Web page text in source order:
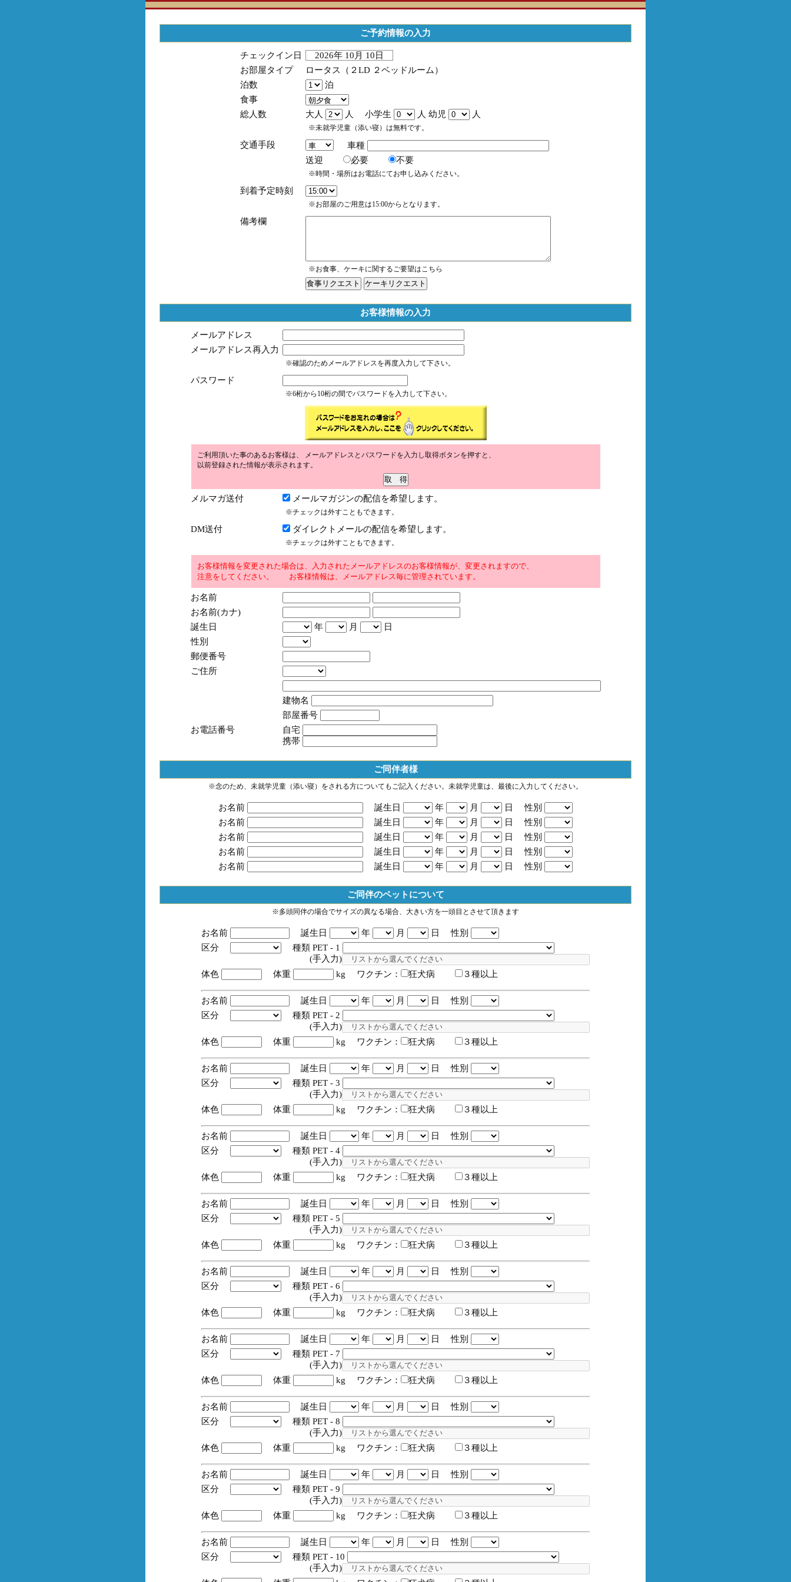
ご予約情報の入力
チェックイン日
2026年 10月 10日
お部屋タイプ
ロータス（２LD ２ベッドルーム）
泊数
泊
食事
総人数
大人 人 小学生 人 幼児 人
※未就学児童（添い寝）は無料です。
交通手段
車種
送迎
必要 不要
※時間・場所はお電話にてお申し込みください。
到着予定時刻
※お部屋のご用意は15:00からとなります。
備考欄
※お食事、ケーキに関するご要望はこちら
お客様情報の入力
メールアドレス
メールアドレス再入力
※確認のためメールアドレスを再度入力して下さい。
パスワード
※6桁から10桁の間でパスワードを入力して下さい。
ご利用頂いた事のあるお客様は、 メールアドレスとパスワードを入力し取得ボタンを押すと、
以前登録された情報が表示されます。
メルマガ送付 メールマガジンの配信を希望します。
※チェックは外すこともできます。
DM送付 ダイレクトメールの配信を希望します。
※チェックは外すこともできます。
お客様情報を変更された場合は、入力されたメールアドレスのお客様情報が、変更されますので、
注意をしてください。 お客様情報は、メールアドレス毎に管理されています。
お名前
お名前(カナ)
誕生日
年 月
日
性別
郵便番号
ご住所
建物名
部屋番号
お電話番号
自宅
携帯
ご同伴者様
※念のため、未就学児童（添い寝）をされる方についてもご記入ください。未就学児童は、最後に入力してください。
お名前 誕生日 年 月
日 性別
お名前
誕生日 年 月
日 性別
お名前
誕生日 年 月
日 性別
お名前
誕生日 年 月
日 性別
お名前
誕生日 年 月 日 性別
ご同伴のペットについて
※多頭同伴の場合でサイズの異なる場合、大きい方を一頭目とさせて頂きます
お名前 誕生日 年 月
日 性別
区分
種類 PET - 1
(手入力)
体色
体重 kg ワクチン： 狂犬病 ３種以上
お名前 誕生日 年 月
日 性別
区分
種類 PET - 2
(手入力)
体色
体重 kg ワクチン： 狂犬病 ３種以上
お名前 誕生日 年 月
日 性別
区分
種類 PET - 3
(手入力)
体色
体重 kg ワクチン： 狂犬病 ３種以上
お名前 誕生日 年 月
日 性別
区分
種類 PET - 4
(手入力)
体色
体重 kg ワクチン： 狂犬病 ３種以上
お名前 誕生日 年 月
日 性別
区分
種類 PET - 5
(手入力)
体色
体重 kg ワクチン： 狂犬病 ３種以上
お名前 誕生日 年 月
日 性別
区分
種類 PET - 6
(手入力)
体色
体重 kg ワクチン： 狂犬病 ３種以上
お名前 誕生日 年 月
日 性別
区分
種類 PET - 7
(手入力)
体色
体重 kg ワクチン： 狂犬病 ３種以上
お名前 誕生日 年 月
日 性別
区分
種類 PET - 8
(手入力)
体色
体重 kg ワクチン： 狂犬病 ３種以上
お名前 誕生日 年 月
日 性別
区分
種類 PET - 9
(手入力)
体色
体重 kg ワクチン： 狂犬病 ３種以上
お名前 誕生日 年 月
日 性別
区分
種類 PET - 10
(手入力)